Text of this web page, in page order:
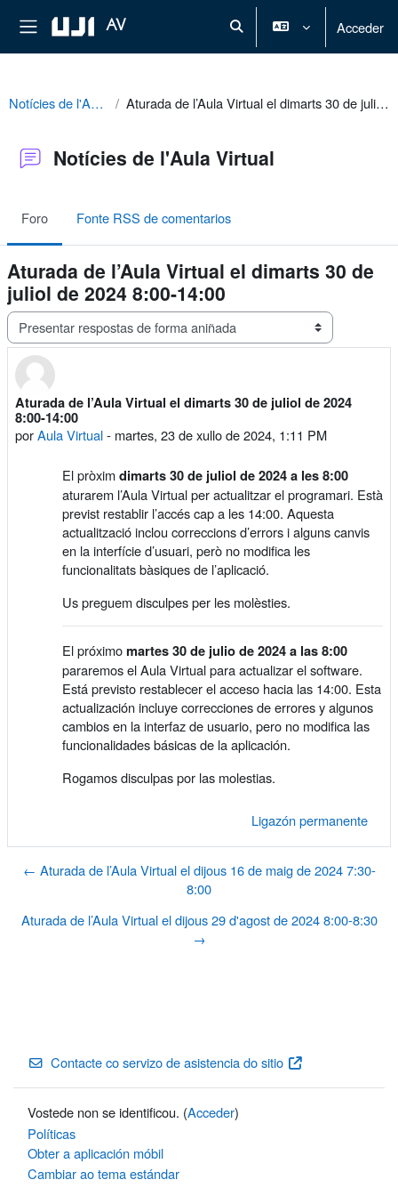
Panel lateral
AV Alternar a entrada de busca
Acceder
Notícies de l'Aula Virtual Aturada de l’Aula Virtual el dimarts 30 de juliol de 2024 8:00-14:00
Notícies de l'Aula Virtual
Foro Fonte RSS de comentarios
Aturada de l’Aula Virtual el dimarts 30 de
juliol de 2024 8:00-14:00
Modo de presentación
Aturada de l’Aula Virtual el dimarts 30 de juliol de 2024
8:00-14:00
porAula Virtual- martes, 23 de xullo de 2024, 1:11 PM
Número de respostas: 0
El pròximdimarts 30 de juliol de 2024 a les 8:00
aturarem l’Aula Virtual per actualitzar el programari. Està
previst restablir l’accés cap a les 14:00. Aquesta
actualització inclou correccions d’errors i alguns canvis
en la interfície d’usuari, però no modifica les
funcionalitats bàsiques de l’aplicació.
Us preguem disculpes per les molèsties.
El próximomartes 30 de julio de 2024 a las 8:00
pararemos el Aula Virtual para actualizar el software.
Está previsto restablecer el acceso hacia las 14:00. Esta
actualización incluye correcciones de errores y algunos
cambios en la interfaz de usuario, pero no modifica las
funcionalidades básicas de la aplicación.
Rogamos disculpas por las molestias.
Ligazón permanente
← Aturada de l’Aula Virtual el dijous 16 de maig de 2024 7:30-
8:00
Aturada de l’Aula Virtual el dijous 29 d'agost de 2024 8:00-8:30
→
Contacte co servizo de asistencia do sitio
Vostede non se identificou. (Acceder)
Políticas
Obter a aplicación móbil
Cambiar ao tema estándar